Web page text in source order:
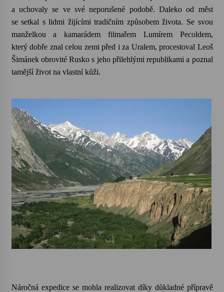
3. 7. 2026
Petr Adamec – Malovaný svět
30. 6. 2026
a uchovaly se ve své neporušené podobě. Daleko od měst
se setkal s lidmi žijícími tradičním způsobem života. Se svou
manželkou a kamarádem filmařem Lumírem Pecoldem,
který dobře znal celou zemi před i za Uralem, procestoval Leoš
Šimánek obrovité Rusko s jeho přilehlými republikami a poznal
tamější život na vlastní kůži.
Náročná expedice se mohla realizovat díky důkladné přípravě